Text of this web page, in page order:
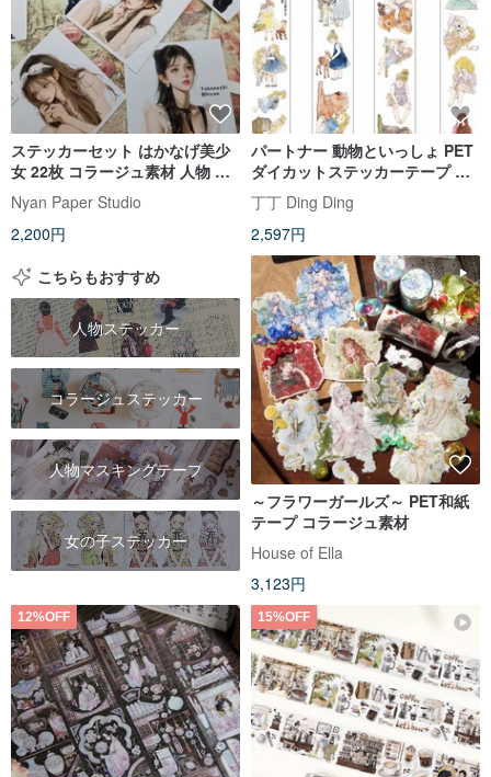
ステッカーセット はかなげ美少
女 22枚 コラージュ素材 人物 背
景付き Ethereal Girl
Nyan Paper Studio
2,200円
パートナー 動物といっしょ PET
ダイカットステッカーテープ 和
紙テープ 6m巻 (kiss-cut)
丁丁 Ding Ding
2,597円
こちらもおすすめ
人物ステッカー
コラージュステッカー
人物マスキングテープ
女の子ステッカー
～フラワーガールズ～ PET和紙
テープ コラージュ素材
House of Ella
3,123円
12%OFF 15%OFF